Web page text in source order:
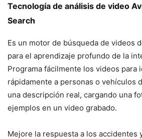
Tecnología de análisis de video
Search
Es un motor de búsqueda de videos
para el aprendizaje profundo de la
Programa fácilmente los videos para
rápidamente a personas o vehículos
una descripción real, cargando una
ejemplos en un video grabado.
Mejore la respuesta a los accidentes